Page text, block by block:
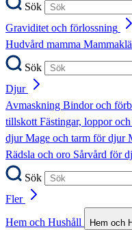
Sök
Graviditet och förlossning
Hudvård mamma
Sök
Djur
Avmaskning Bindor och
tillskottFästingar, loppor
djurMage och tarm för djur
Rädsla och oro Sårvård för
Sök
Fler
Hem och Hushåll
Hem och